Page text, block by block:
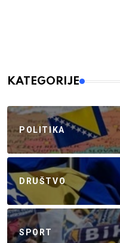
KATEGORIJE
POLITIKA
DRUŠTVO
SPORT